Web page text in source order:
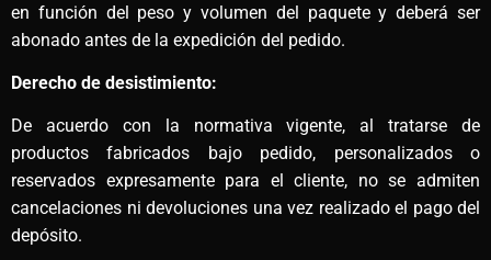
en función del peso y volumen del paquete y deberá ser
abonado antes de la expedición del pedido.
Derecho de desistimiento:
De acuerdo con la normativa vigente, al tratarse de
productos fabricados bajo pedido, personalizados o
reservados expresamente para el cliente, no se admiten
cancelaciones ni devoluciones una vez realizado el pago del
depósito.